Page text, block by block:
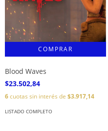
Blood Waves
$23.502,84
6cuotas sin interés de $3.917,14
LISTADO COMPLETO